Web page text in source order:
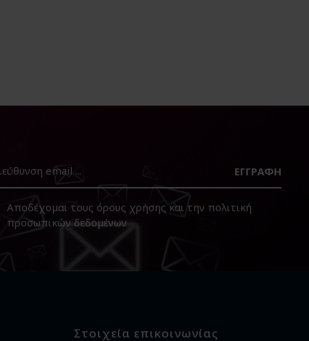
ΕΓΓΡΑΦΉ
Αποδέχομαι τους όρους χρήσης και την πολιτική
προσωπικών δεδομένων
Στοιχεία επικοινωνίας